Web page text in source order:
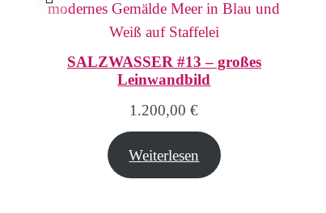
SALZWASSER #13 – großes
Leinwandbild
1.200,00€
Weiterlesen